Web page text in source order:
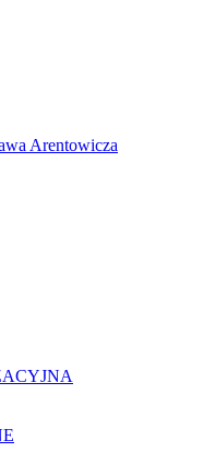
Arentowicza